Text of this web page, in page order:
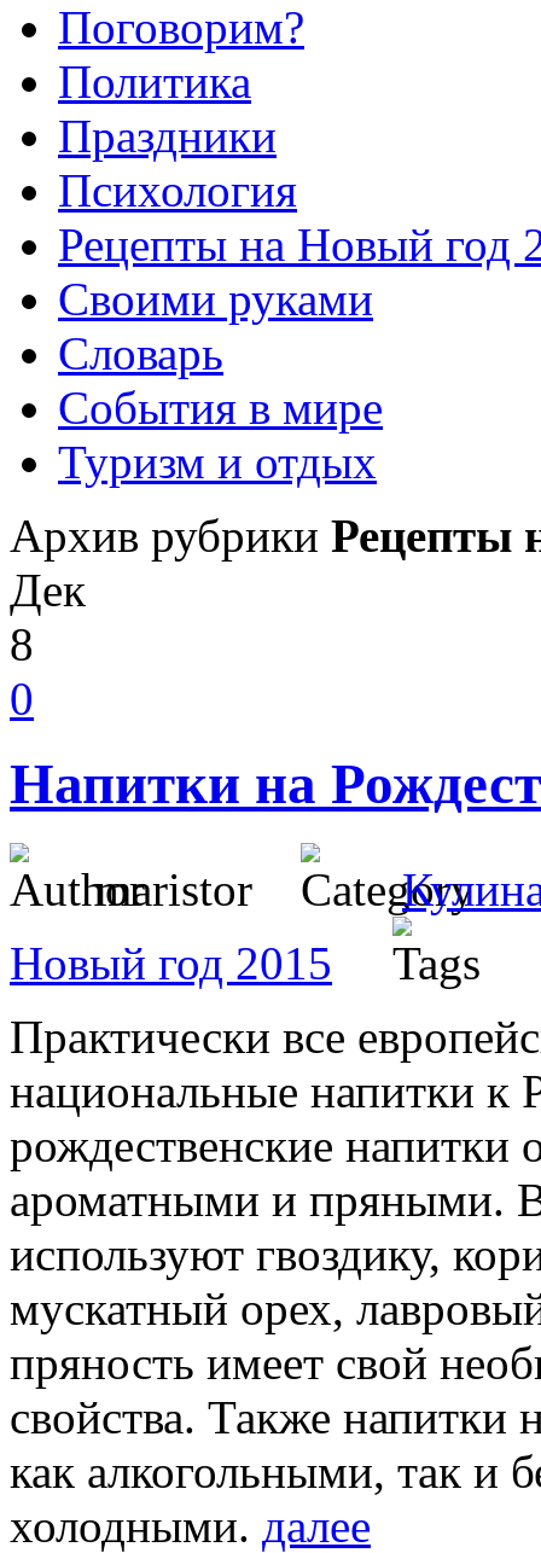
Поговорим?
Политика
Праздники
Психология
Рецепты на Новый год
Своими руками
Словарь
События в мире
Туризм и отдых
Архив рубрики Рецепты
Дек
8
0
Напитки на
maristor
Новый год 2015
Практически все
национальные напитки к
рождественские напитки
ароматными и пряными. В
используют гвоздику,
мускатный орех,
пряность имеет свой
свойства. Также напитки
как алкогольными, так и
холодными. далее